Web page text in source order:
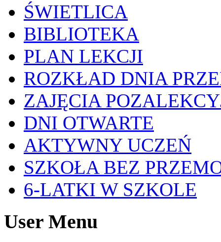
ŚWIETLICA
BIBLIOTEKA
PLAN LEKCJI
ROZKŁAD DNIA
ZAJĘCIA
DNI OTWARTE
AKTYWNY UCZEŃ
SZKOŁA BEZ
6-LATKI W SZKOLE
User Menu